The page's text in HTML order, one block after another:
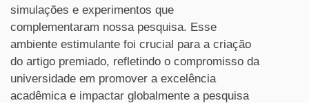
simulações e experimentos que
complementaram nossa pesquisa. Esse
ambiente estimulante foi crucial para a criação
do artigo premiado, refletindo o compromisso da
universidade em promover a excelência
acadêmica e impactar globalmente a pesquisa